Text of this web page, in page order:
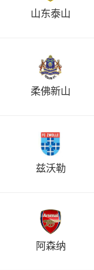
山东泰山
柔佛新山
兹沃勒
阿森纳